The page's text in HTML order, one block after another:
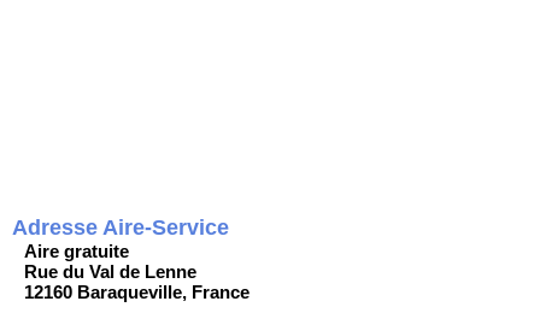
Adresse Aire-Service
Aire gratuite
Rue du Val de Lenne
12160 Baraqueville, France